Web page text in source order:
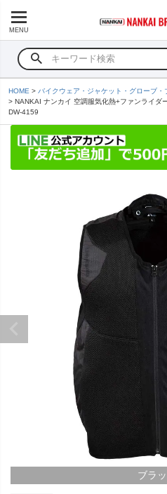
MENU
HOME
バイクウェア・ジャケット・グローブ・
NANKAI ナンカイ 空調服気化熱+ファンライダ
DW-4159
ブラ